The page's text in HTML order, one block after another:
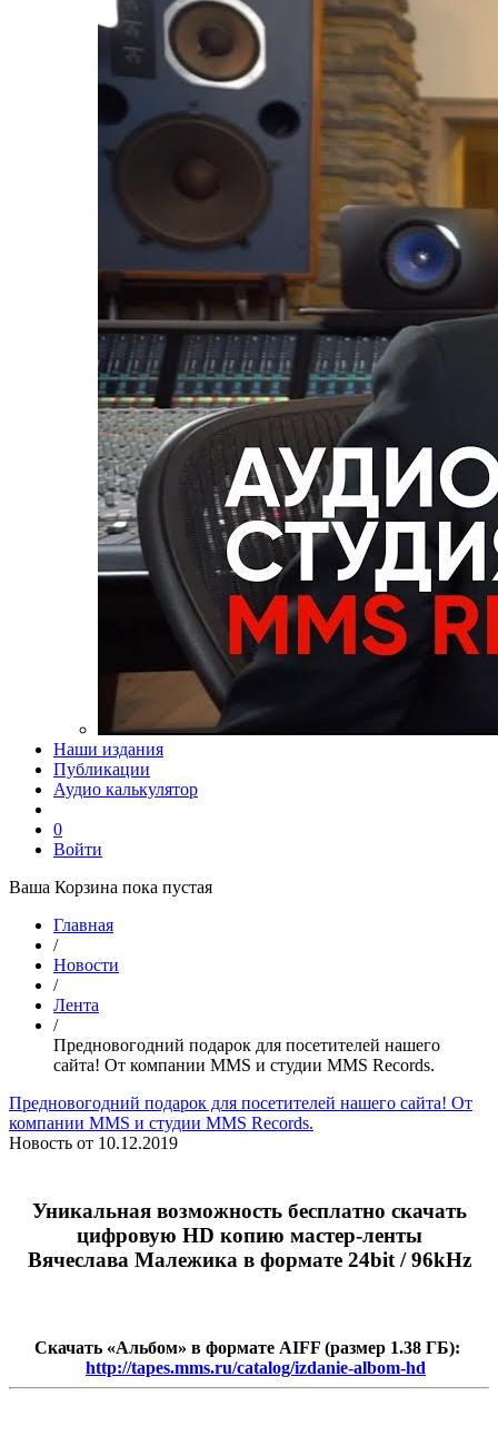
Наши издания
Публикации
Аудио калькулятор
0
Войти
Ваша Корзина пока пустая
Главная
/
Новости
/
Лента
/
Предновогодний подарок для посетителей нашего
сайта! От компании MMS и студии MMS Records.
Предновогодний подарок для посетителей нашего сайта! От
компании MMS и студии MMS Records.
Новость от 10.12.2019
Уникальная возможность бесплатно скачать
цифровую HD копию мастер-ленты
Вячеслава Малежика в формате 24bit / 96kHz
Скачать «Альбом» в формате AIFF (размер 1.38 ГБ):
http://tapes.mms.ru/catalog/izdanie-albom-hd